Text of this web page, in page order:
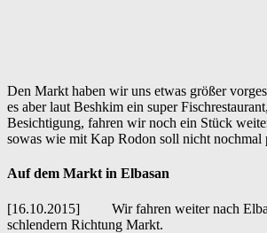
Den Markt haben wir uns etwas größer
es aber laut Beshkim ein super
Besichtigung, fahren wir noch ein Stück
sowas wie mit Kap Rodon soll nicht nochmal
Auf dem Markt in Elbasan
[16.10.2015] Wir fahren weiter nach
schlendern Richtung Markt.